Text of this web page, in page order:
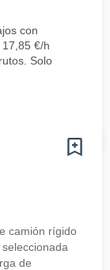
con
€/h
Solo
camión rígido
de